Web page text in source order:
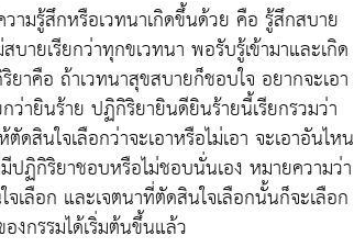
ามรู้สึกหรือเวทนาเกิดขึ้นด้วย คือ รู้สึกสบาย
ายเรียกว่าทุกขเวทนา พอรับรู้เข้ามาและเกิด
าคือ ถ้าเวทนาสุขสบายก็ชอบใจ อยากจะเอา
ว่ายินร้าย ปฏิกิริยายินดียินร้ายนี้เรียกรวมว่า
นใจเลือกว่าจะเอาหรือไม่เอา จะเอาอันไหน
ปฏิกิริยาชอบหรือไม่ชอบนั่นเอง หมายความว่า
เลือก และเจตนาที่ตัดสินใจเลือกนั้นก็จะเลือก
กรรมได้เริ่มต้นขึ้นแล้ว